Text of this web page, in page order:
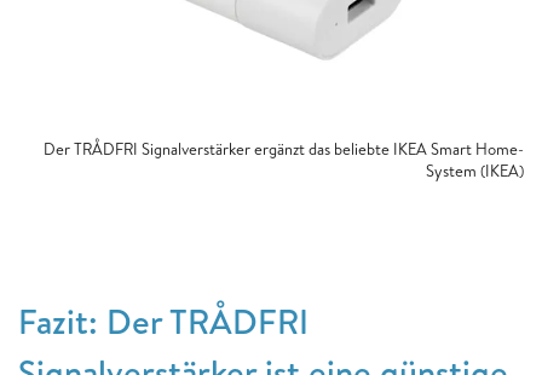
Der TRÅDFRI Signalverstärker ergänzt das beliebte IKEA Smart Home-
System (IKEA)
Fazit: Der TRÅDFRI